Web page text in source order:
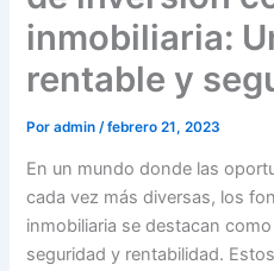
inmobiliaria:
rentable y
Poradmin /febrero 21, 2023
En un mundo donde las
cada vez más diversas, los
inmobiliaria se destacan
seguridad y rentabilidad.